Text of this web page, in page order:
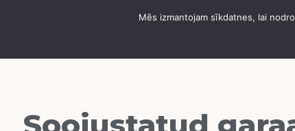
Mēs izmantojam sīkdatnes, lai